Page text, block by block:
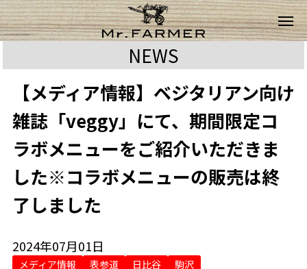
NEWS
【メディア情報】ベジタリアン向け
雑誌「veggy」にて、期間限定コ
ラボメニューをご紹介いただきま
した※コラボメニューの販売は終
了しました
2024年07月01日
メディア情報 表参道 日比谷 駒沢